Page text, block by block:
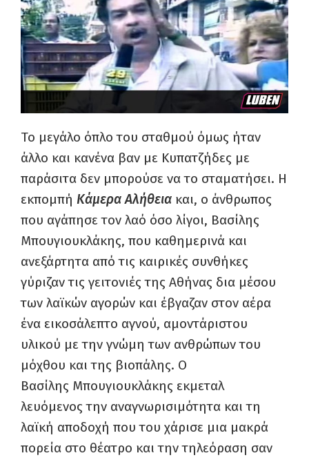
Το μεγάλο όπλο του σταθμού όμως ήταν
άλλο και κανένα βαν με Κυπατζήδες με
παράσιτα δεν μπορούσε να το σταματήσει. Η
εκπομπή Κάμερα Αλήθεια και, ο άνθρωπος
που αγάπησε τον λαό όσο λίγοι, Βασίλης
Μπουγιουκλάκης, που καθημερινά και
ανεξάρτητα από τις καιρικές συνθήκες
γύριζαν τις γειτονιές της Αθήνας δια μέσου
των λαϊκών αγορών και έβγαζαν στον αέρα
ένα εικοσάλεπτο αγνού, αμοντάριστου
υλικού με την γνώμη των ανθρώπων του
μόχθου και της βιοπάλης. Ο
Βασίλης Μπουγιουκλάκης εκμεταλ
λευόμενος την αναγνωρισιμότητα και τη
λαϊκή αποδοχή που του χάρισε μια μακρά
πορεία στο θέατρο και την τηλεόραση σαν